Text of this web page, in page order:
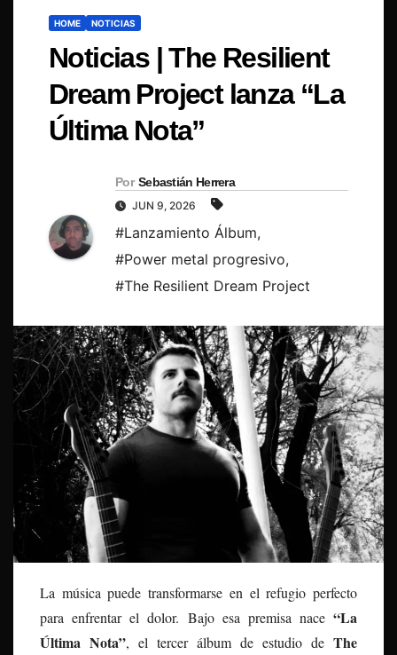
HOME NOTICIAS
Noticias | The Resilient
Dream Project lanza “La
Última Nota”
Por Sebastián Herrera
JUN 9, 2026
#Lanzamiento Álbum,
#Power metal progresivo,
#The Resilient Dream Project
La música puede transformarse en el refugio perfecto
para enfrentar el dolor. Bajo esa premisa nace “La
Última Nota”, el tercer álbum de estudio de The